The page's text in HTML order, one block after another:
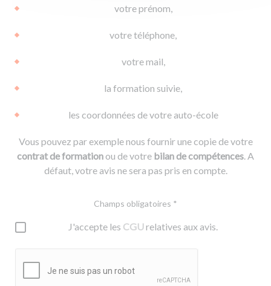
votre prénom,
votre téléphone,
votre mail,
la formation suivie,
les coordonnées de votre auto-école
Vous pouvez par exemple nous fournir une copie de votre
contrat de formationou de votre bilan de compétences. A
défaut, votre avis ne sera pas pris en compte.
Champs obligatoires *
J'accepte les CGUrelatives aux avis.